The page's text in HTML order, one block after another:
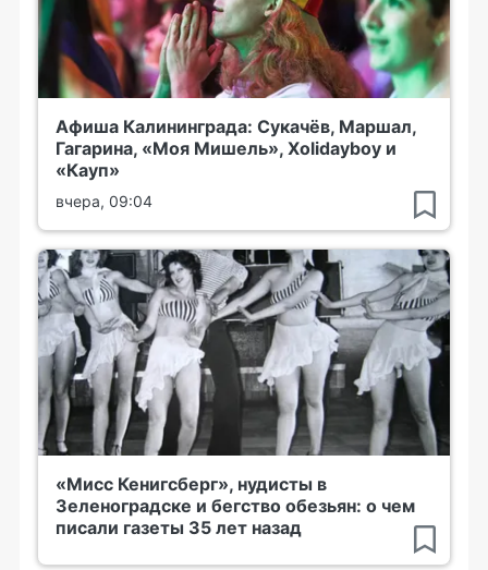
Афиша Калининграда: Сукачёв, Маршал,
Гагарина, «Моя Мишель», Xolidayboy и
«Кауп»
вчера, 09:04
«Мисс Кенигсберг», нудисты в
Зеленоградске и бегство обезьян: о чем
писали газеты 35 лет назад